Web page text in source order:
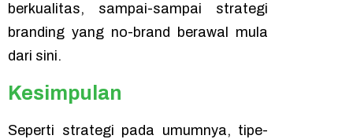
berkualitas, sampai-sampai strategi
branding yang no-brand berawal mula
dari sini.
Kesimpulan
Seperti strategi pada umumnya, tipe-